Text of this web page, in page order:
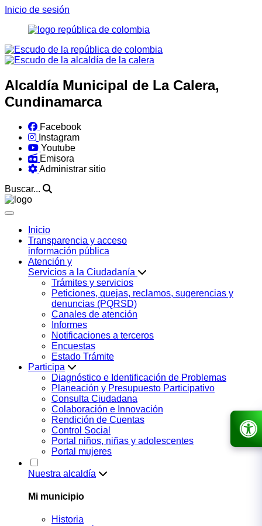
Inicio de sesión
Alcaldía Municipal de La Calera,
Cundinamarca
Facebook
Instagram
Youtube
Emisora
Administrar sitio
Buscar...
Inicio
Transparencia y acceso
información pública
Atención y
Servicios a la Ciudadanía
Trámites y servicios
Peticiones, quejas, reclamos, sugerencias y
denuncias (PQRSD)
Canales de atención
Informes
Notificaciones a terceros
Encuestas
Estado Trámite
Participa
Diagnóstico e Identificación de Problemas
Planeación y Presupuesto Participativo
Consulta Ciudadana
Colaboración e Innovación
Rendición de Cuentas
Control Social
Portal niños, niñas y adolescentes
Portal mujeres
Nuestra alcaldía
Mi municipio
Historia